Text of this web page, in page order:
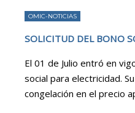
OMIC-NOTICIAS
SOLICITUD DEL BONO
El 01 de Julio entró en
social para electricidad.
congelación en el precio